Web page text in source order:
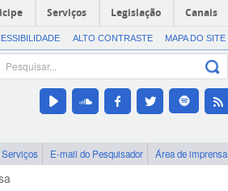
Serviços Legislação Canais
ALTO CONTRASTE MAPA DO SITE
Serviços E-mail do Pesquisador Área de imprensa